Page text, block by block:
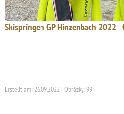
Skispringen GP Hinzenbach 2022
Erstellt am: 26.09.2022 | Obrázky: 99